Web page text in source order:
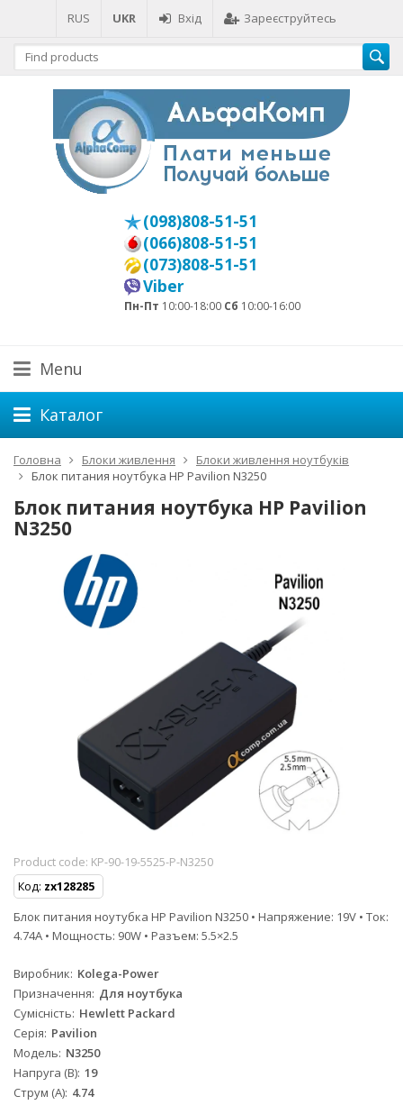
RUS UKR Вхід Зареєструйтесь
(098)808-51-51
(066)808-51-51
(073)808-51-51
Viber
Пн-Пт 10:00-18:00 Сб 10:00-16:00
Menu
Каталог
Головна Блоки живлення
Блоки живлення ноутбуків
Блок питания ноутбука HP Pavilion N3250
Блок питания ноутбука HP Pavilion
N3250
Product code: KP-90-19-5525-P-N3250
Код: zx128285
Блок питания ноутубка HP Pavilion N3250 • Напряжение: 19V • Ток:
4.74A • Мощность: 90W • Разъем: 5.5×2.5
Виробник Kolega-Power
Призначення Для ноутбука
Сумісність Hewlett Packard
Серія Pavilion
Модель N3250
Напруга (В) 19
Струм (А) 4.74